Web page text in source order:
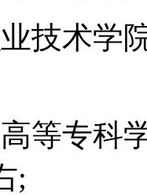
技术学
等专科
;